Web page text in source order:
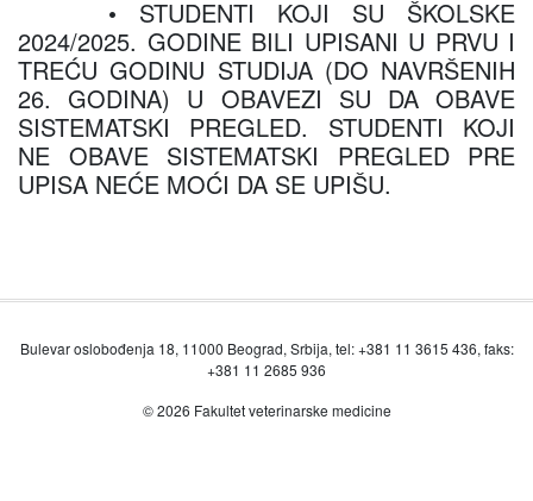
• STUDENTI KOJI SU ŠKOLSKE
2024/2025. GODINE BILI UPISANI U PRVU I
TREĆU GODINU STUDIJA (DO NAVRŠENIH
26. GODINA) U OBAVEZI SU DA OBAVE
SISTEMATSKI PREGLED. STUDENTI KOJI
NE OBAVE SISTEMATSKI PREGLED PRE
UPISA NEĆE MOĆI DA SE UPIŠU.
Bulevar oslobođenja 18, 11000 Beograd, Srbija, tel: +381 11 3615 436, faks:
+381 11 2685 936
© 2026 Fakultet veterinarske medicine